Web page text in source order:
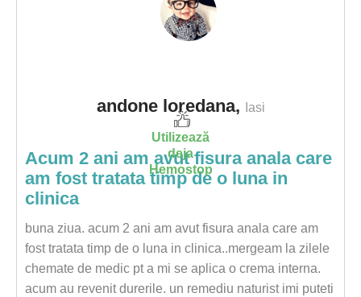
Utilizează
deja
Hemostop
andone loredana, Iasi
Acum 2 ani am avut fisura anala care
am fost tratata timp de o luna in
clinica
buna ziua. acum 2 ani am avut fisura anala care am
fost tratata timp de o luna in clinica..mergeam la zilele
chemate de medic pt a mi se aplica o crema interna.
acum au revenit durerile. un remediu naturist imi puteti